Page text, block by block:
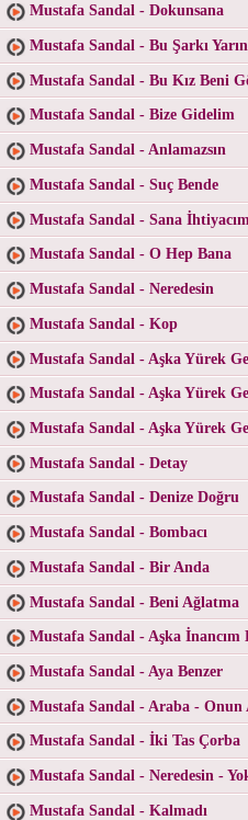
Mustafa Sandal - Dokunsana
Mustafa Sandal - Bu Şarkı
Mustafa Sandal - Bu Kız Beni
Mustafa Sandal - Bize Gidelim
Mustafa Sandal - Anlamazsın
Mustafa Sandal - Suç Bende
Mustafa Sandal - Sana
Mustafa Sandal - O Hep Bana
Mustafa Sandal - Neredesin
Mustafa Sandal - Kop
Mustafa Sandal - Aşka Yürek
Mustafa Sandal - Aşka Yürek
Mustafa Sandal - Aşka Yürek
Mustafa Sandal - Detay
Mustafa Sandal - Denize Doğru
Mustafa Sandal - Bombacı
Mustafa Sandal - Bir Anda
Mustafa Sandal - Beni Ağlatma
Mustafa Sandal - Aşka İnancım
Mustafa Sandal - Aya Benzer
Mustafa Sandal - Araba - Onun
Mustafa Sandal - İki Tas Çorba
Mustafa Sandal - Neredesin -
Mustafa Sandal - Kalmadı